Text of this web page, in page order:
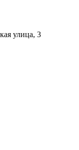
улица, 3